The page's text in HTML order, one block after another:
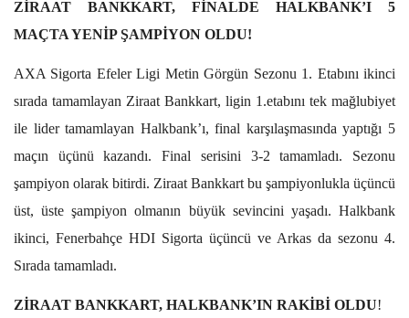
ZİRAAT BANKKART, FİNALDE HALKBANK’I 5
MAÇTA YENİP ŞAMPİYON OLDU!
AXA Sigorta Efeler Ligi Metin Görgün Sezonu 1. Etabını ikinci
sırada tamamlayan Ziraat Bankkart, ligin 1.etabını tek mağlubiyet
ile lider tamamlayan Halkbank’ı, final karşılaşmasında yaptığı 5
maçın üçünü kazandı. Final serisini 3-2 tamamladı. Sezonu
şampiyon olarak bitirdi. Ziraat Bankkart bu şampiyonlukla üçüncü
üst, üste şampiyon olmanın büyük sevincini yaşadı. Halkbank
ikinci, Fenerbahçe HDI Sigorta üçüncü ve Arkas da sezonu 4.
Sırada tamamladı.
ZİRAAT BANKKART, HALKBANK’IN RAKİBİ OLDU!